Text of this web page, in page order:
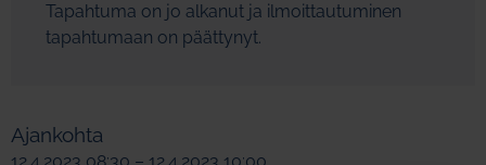
Tapahtuma on jo alkanut ja ilmoittautuminen
tapahtumaan on päättynyt.
Ajankohta